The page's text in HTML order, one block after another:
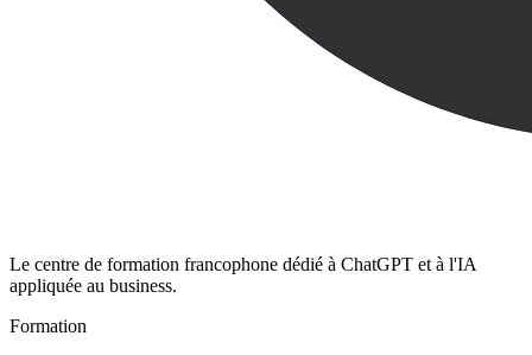
Le centre de formation francophone dédié à ChatGPT et à l'IA
appliquée au business.
Formation